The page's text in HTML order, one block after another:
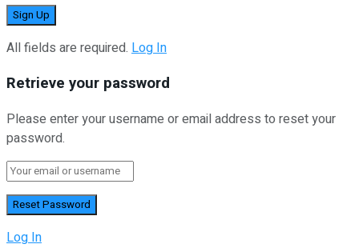
All fields are required. Log In
Retrieve your password
Please enter your username or email address to reset your
password.
Log In